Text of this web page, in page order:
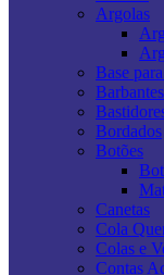
Argolas
Base
Barbantes
Bordados
Botões
Canetas
Cola
Colas e
Contas